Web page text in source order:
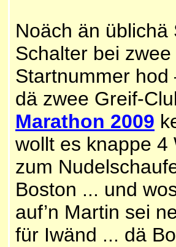
Noäch än
Schalter bei
Startnummer
dä zwee Greif-
Marathon 2009
wollt es knappe
zum
Boston ... und
auf’n Martin sei
für Iwänd ... dä